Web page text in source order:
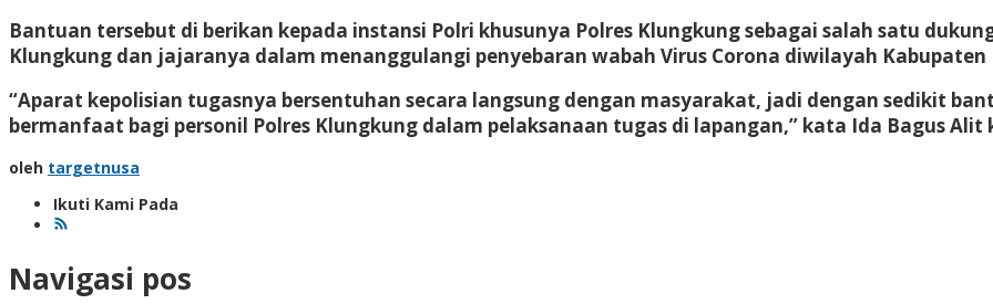
Bantuan tersebut di berikan kepada instansi Polri khusunya Polres Klungkung sebagai salah satu
Klungkung dan jajaranya dalam menanggulangi penyebaran wabah Virus Corona diwilayah Kabupaten
“Aparat kepolisian tugasnya bersentuhan secara langsung dengan masyarakat, jadi dengan sedikit
bermanfaat bagi personil Polres Klungkung dalam pelaksanaan tugas di lapangan,” kata Ida Bagus
oleh targetnusa
Ikuti Kami Pada
Navigasi pos